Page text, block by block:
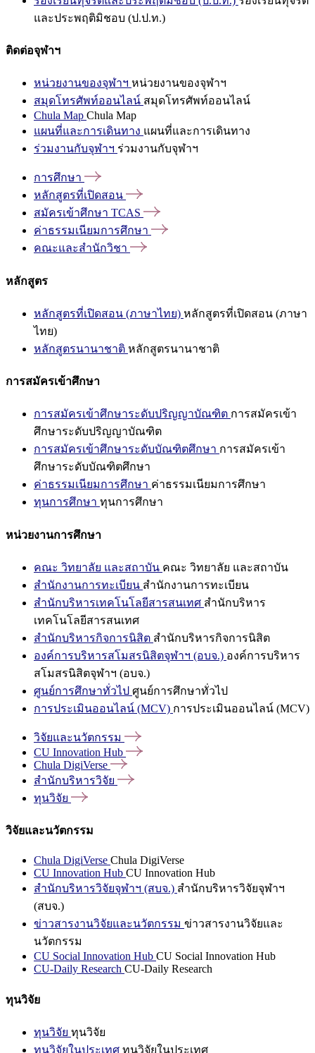
และประพฤติมิชอบ (ป.ป.ท.)
ติดต่อจุฬาฯ
หน่วยงานของจุฬาฯ หน่วยงานของจุฬาฯ
สมุดโทรศัพท์ออนไลน์ สมุดโทรศัพท์ออนไลน์
Chula Map Chula Map
แผนที่และการเดินทาง แผนที่และการเดินทาง
ร่วมงานกับจุฬาฯ ร่วมงานกับจุฬาฯ
การศึกษา
หลักสูตรที่เปิดสอน
สมัครเข้าศึกษา TCAS
ค่าธรรมเนียมการศึกษา
คณะและสำนักวิชา
หลักสูตร
หลักสูตรที่เปิดสอน (ภาษาไทย) หลักสูตรที่เปิดสอน (ภาษา
ไทย)
หลักสูตรนานาชาติ หลักสูตรนานาชาติ
การสมัครเข้าศึกษา
การสมัครเข้าศึกษาระดับปริญญาบัณฑิต การสมัครเข้า
ศึกษาระดับปริญญาบัณฑิต
การสมัครเข้าศึกษาระดับบัณฑิตศึกษา การสมัครเข้า
ศึกษาระดับบัณฑิตศึกษา
ค่าธรรมเนียมการศึกษา ค่าธรรมเนียมการศึกษา
ทุนการศึกษา ทุนการศึกษา
หน่วยงานการศึกษา
คณะ วิทยาลัย และสถาบัน คณะ วิทยาลัย และสถาบัน
สำนักงานการทะเบียน สำนักงานการทะเบียน
สำนักบริหารเทคโนโลยีสารสนเทศ สำนักบริหาร
เทคโนโลยีสารสนเทศ
สำนักบริหารกิจการนิสิต สำนักบริหารกิจการนิสิต
องค์การบริหารสโมสรนิสิตจุฬาฯ (อบจ.) องค์การบริหาร
สโมสรนิสิตจุฬาฯ (อบจ.)
ศูนย์การศึกษาทั่วไป ศูนย์การศึกษาทั่วไป
การประเมินออนไลน์ (MCV) การประเมินออนไลน์ (MCV)
วิจัยและนวัตกรรม
CU Innovation Hub
Chula DigiVerse
สำนักบริหารวิจัย
ทุนวิจัย
วิจัยและนวัตกรรม
Chula DigiVerse Chula DigiVerse
CU Innovation Hub CU Innovation Hub
สำนักบริหารวิจัยจุฬาฯ (สบจ.) สำนักบริหารวิจัยจุฬาฯ
(สบจ.)
ข่าวสารงานวิจัยและนวัตกรรม ข่าวสารงานวิจัยและ
นวัตกรรม
CU Social Innovation Hub CU Social Innovation Hub
CU-Daily Research CU-Daily Research
ทุนวิจัย
ทุนวิจัย ทุนวิจัย
ทุนวิจัยในประเทศ ทุนวิจัยในประเทศ